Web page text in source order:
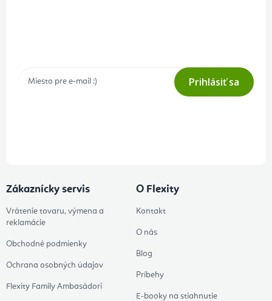
Prihlásiť sa
Zákaznícky servis
Vrátenie tovaru, výmena a
reklamácie
Obchodné podmienky
Ochrana osobných údajov
Flexity Family Ambasádori
O Flexity
Kontakt
O nás
Blog
Príbehy
E-booky na stiahnutie